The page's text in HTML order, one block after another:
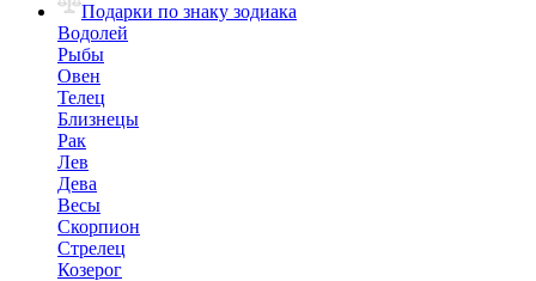
Подарки по знаку зодиака
Водолей
Рыбы
Овен
Телец
Близнецы
Рак
Лев
Дева
Весы
Скорпион
Стрелец
Козерог